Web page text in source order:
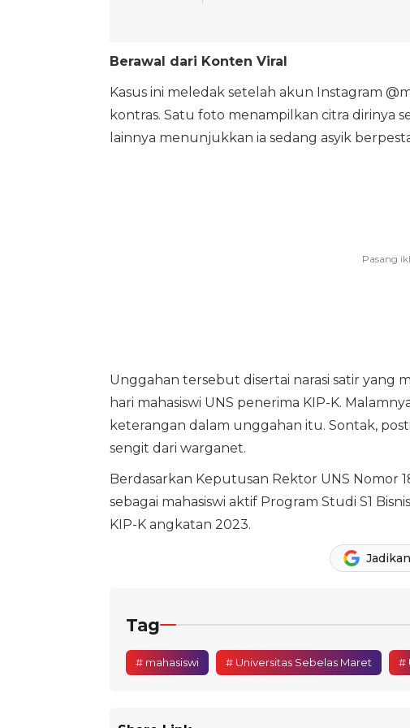
Berawal dari Konten Viral
Kasus ini meledak setelah akun Instagram
kontras. Satu foto menampilkan citra dirinya
lainnya menunjukkan ia sedang asyik
Unggahan tersebut disertai narasi satir yang
hari mahasiswi UNS penerima KIP-K.
keterangan dalam unggahan itu. Sontak,
sengit dari warganet.
Berdasarkan Keputusan Rektor UNS Nomor
sebagai mahasiswi aktif Program Studi S1
KIP-K angkatan 2023.
Tag
# mahasiswi # Universitas Sebelas Maret #